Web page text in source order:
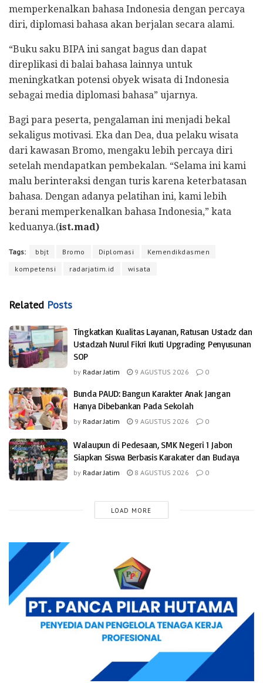
memperkenalkan bahasa Indonesia dengan percaya
diri, diplomasi bahasa akan berjalan secara alami.
“Buku saku BIPA ini sangat bagus dan dapat
direplikasi di balai bahasa lainnya untuk
meningkatkan potensi obyek wisata di Indonesia
sebagai media diplomasi bahasa” ujarnya.
Bagi para peserta, pengalaman ini menjadi bekal
sekaligus motivasi. Eka dan Dea, dua pelaku wisata
dari kawasan Bromo, mengaku lebih percaya diri
setelah mendapatkan pembekalan. “Selama ini kami
malu berinteraksi dengan turis karena keterbatasan
bahasa. Dengan adanya pelatihan ini, kami lebih
berani memperkenalkan bahasa Indonesia,” kata
keduanya.(ist.mad)
Tags: bbjt Bromo Diplomasi
Kemendikdasmen
kompetensi
radarjatim.id wisata
Related Posts
Tingkatkan Kualitas Layanan, Ratusan Ustadz dan
Ustadzah Nurul Fikri Ikuti Upgrading Penyusunan
SOP
by Radar Jatim 9 AGUSTUS 2026 0
Bunda PAUD: Bangun Karakter Anak Jangan
Hanya Dibebankan Pada Sekolah
by Radar Jatim 9 AGUSTUS 2026 0
Walaupun di Pedesaan, SMK Negeri 1 Jabon
Siapkan Siswa Berbasis Karakater dan Budaya
by Radar Jatim 8 AGUSTUS 2026 0
LOAD MORE